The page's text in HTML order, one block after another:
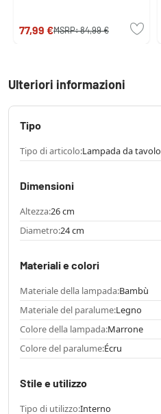
77,99 €MSRP:84,99 €
Ulteriori informazioni
Tipo
Tipo di articolo:Lampada da tavolo
Dimensioni
Altezza:26 cm
Diametro:24 cm
Materiali e colori
Materiale della lampada:Bambù
Materiale del paralume:Legno
Colore della lampada:Marrone
Colore del paralume:Écru
Stile e utilizzo
Tipo di utilizzo:Interno